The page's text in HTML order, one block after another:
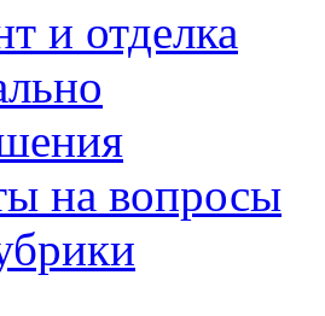
и отделка
на вопросы